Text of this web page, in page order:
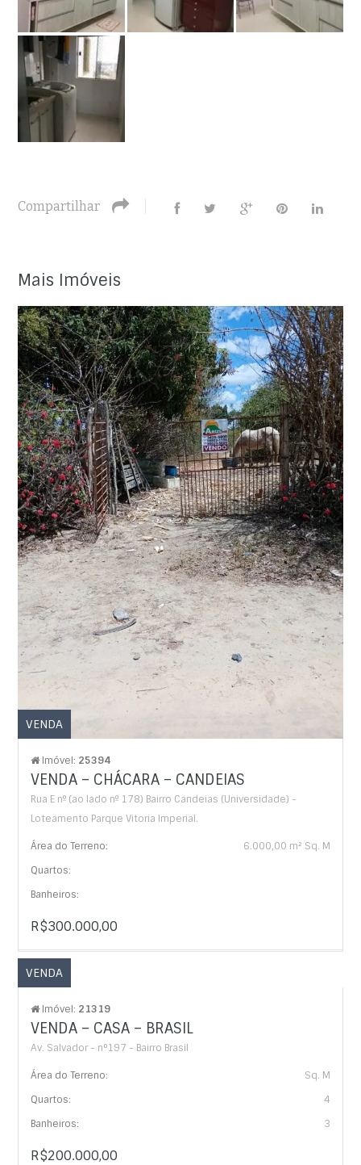
Compartilhar
Mais Imóveis
VENDA
Imóvel: 25394
VENDA – CHÁCARA – CANDEIAS
Rua E nº (ao lado nº 178) Bairro Candeias (Universidade) -
Loteamento Parque Vitoria Imperial.
Área do Terreno:
6.000,00 m² Sq. M
Quartos:
Banheiros:
R$300.000,00
VENDA
Imóvel: 21319
VENDA – CASA – BRASIL
Av. Salvador - n°197 - Bairro Brasil
Área do Terreno:
Sq. M
Quartos:
4
Banheiros:
3
R$200.000,00